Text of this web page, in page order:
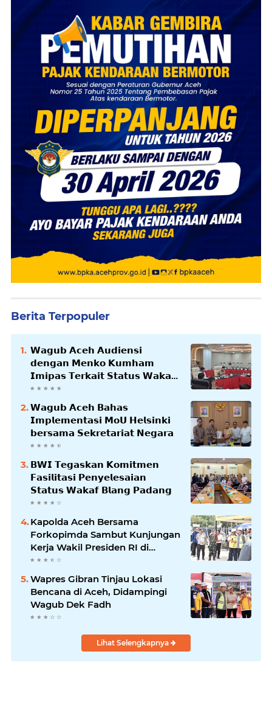
Berita Terpopuler
𝗪𝗮𝗴𝘂𝗯 𝗔𝗰𝗲𝗵 𝗔𝘂𝗱𝗶𝗲𝗻𝘀𝗶
𝗱𝗲𝗻𝗴𝗮𝗻 𝗠𝗲𝗻𝗸𝗼 𝗞𝘂𝗺𝗵𝗮𝗺
𝗜𝗺𝗶𝗽𝗮𝘀 𝗧𝗲𝗿𝗸𝗮𝗶𝘁 𝗦𝘁𝗮𝘁𝘂𝘀 𝗪𝗮𝗸𝗮𝗳
𝗕𝗹𝗮𝗻𝗴𝗽𝗮𝗱𝗮𝗻𝗴
𝗪𝗮𝗴𝘂𝗯 𝗔𝗰𝗲𝗵 𝗕𝗮𝗵𝗮𝘀
𝗜𝗺𝗽𝗹𝗲𝗺𝗲𝗻𝘁𝗮𝘀𝗶 𝗠𝗼𝗨 𝗛𝗲𝗹𝘀𝗶𝗻𝗸𝗶
𝗯𝗲𝗿𝘀𝗮𝗺𝗮 𝗦𝗲𝗸𝗿𝗲𝘁𝗮𝗿𝗶𝗮𝘁 𝗡𝗲𝗴𝗮𝗿𝗮
𝗕𝗪𝗜 𝗧𝗲𝗴𝗮𝘀𝗸𝗮𝗻 𝗞𝗼𝗺𝗶𝘁𝗺𝗲𝗻
𝗙𝗮𝘀𝗶𝗹𝗶𝘁𝗮𝘀𝗶 𝗣𝗲𝗻𝘆𝗲𝗹𝗲𝘀𝗮𝗶𝗮𝗻
𝗦𝘁𝗮𝘁𝘂𝘀 𝗪𝗮𝗸𝗮𝗳 𝗕𝗹𝗮𝗻𝗴 𝗣𝗮𝗱𝗮𝗻𝗴
Kapolda Aceh Bersama
Forkopimda Sambut Kunjungan
Kerja Wakil Presiden RI di
Kabupaten Bireuen
Wapres Gibran Tinjau Lokasi
Bencana di Aceh, Didampingi
Wagub Dek Fadh
Lihat Selengkapnya